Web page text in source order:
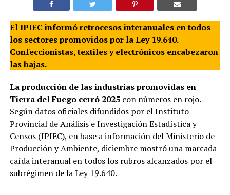
El IPIEC informó retrocesos interanuales en todos
los sectores promovidos por la Ley 19.640.
Confeccionistas, textiles y electrónicos encabezaron
las bajas.
La producción de las industrias promovidas en
Tierra del Fuego cerró 2025con números en rojo.
Según datos oficiales difundidos por el Instituto
Provincial de Análisis e Investigación Estadística y
Censos (IPIEC), en base a información del Ministerio de
Producción y Ambiente, diciembre mostró una marcada
caída interanual en todos los rubros alcanzados por el
subrégimen de la Ley 19.640.